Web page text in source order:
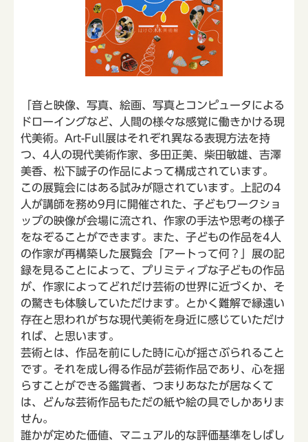
「音と映像、写真、絵画、写真とコンピュータによる
ドローイングなど、人間の様々な感覚に働きかける現
代美術。Art-Full展はそれぞれ異なる表現方法を持
つ、4人の現代美術作家、多田正美、柴田敏雄、吉澤
美香、松下誠子の作品によって構成されています。
この展覧会にはある試みが隠されています。上記の4
人が講師を務め9月に開催された、子どもワークショ
ップの映像が会場に流され、作家の手法や思考の様子
をなぞることができます。また、子どもの作品を4人
の作家が再構築した展覧会「アートって何？」展の記
録を見ることによって、プリミティブな子どもの作品
が、作家によってどれだけ芸術の世界に近づくか、そ
の驚きも体験していただけます。とかく難解で縁遠い
存在と思われがちな現代美術を身近に感じていただけ
れば、と思います。
芸術とは、作品を前にした時に心が揺さぶられること
です。それを成し得る作品が芸術作品であり、心を揺
らすことができる鑑賞者、つまりあなたが居なくて
は、どんな芸術作品もただの紙や絵の具でしかありま
せん。
誰かが定めた価値、マニュアル的な評価基準をしばし